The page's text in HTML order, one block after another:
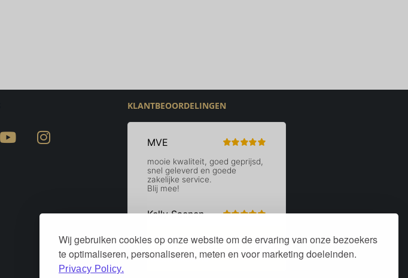
Wij gebruiken cookies op onze website om de ervaring van onze bezoekers
te optimaliseren, personaliseren, meten en voor marketing doeleinden.
Privacy Policy.
KLANTBEOORDELINGEN